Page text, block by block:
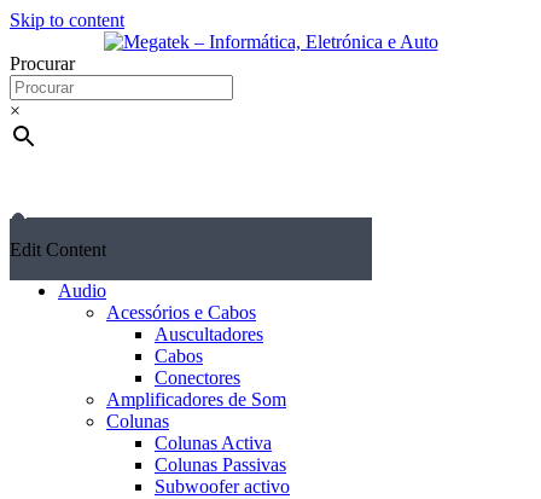
Skip to content
Procurar
×
Edit Content
Audio
Acessórios e Cabos
Auscultadores
Cabos
Conectores
Amplificadores de Som
Colunas
Colunas Activa
Colunas Passivas
Subwoofer activo